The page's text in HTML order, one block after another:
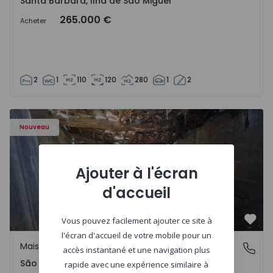
Acheter 265.000 €
2 1 110 120 280 1 2
Nouveau
Maison Vila Real, São Tomé do Castelo e Justes -
São Tomé do Castelo e Justes, Vila Real
Maison Rurale
São Tomé do Castelo e Justes, Vila Real
Ajouter à l'écran
d'accueil
Vous pouvez facilement ajouter ce site à
l'écran d'accueil de votre mobile pour un
accès instantané et une navigation plus
rapide avec une expérience similaire à